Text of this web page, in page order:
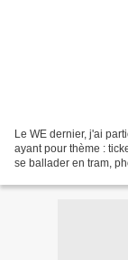
Le WE dernier, j'ai
ayant pour thème :
se ballader en tram,